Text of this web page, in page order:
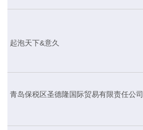
起泡天下&意久
青岛保税区圣德隆国际贸易有限责任公司